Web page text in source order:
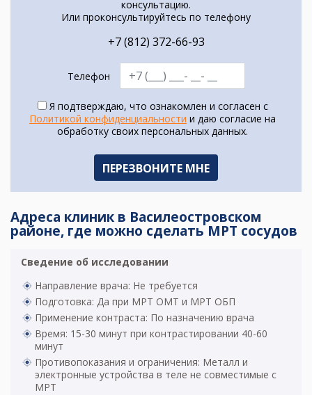
консультацию.
Или проконсультируйтесь по телефону
+7 (812) 372-66-93
Телефон
Я подтверждаю, что ознакомлен и согласен с
Политикой конфиденциальности и даю согласие на
обработку своих персональных данных.
Адреса клиник в Василеостровском
районе, где можно сделать МРТ сосудов
Сведение об исследовании
Направление врача: Не требуется
Подготовка: Да при МРТ ОМТ и МРТ ОБП
Применение контраста: По назначению врача
Время: 15-30 минут при контрастировании 40-60
минут
Противопоказания и ограничения: Металл и
электронные устройства в теле не совместимые с
МРТ